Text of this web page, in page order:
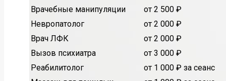
Врачебные манипуляции
от 2 500 ₽
Невропатолог
от 2 000 ₽
Врач ЛФК
от 2 000 ₽
Вызов психиатра
от 3 000 ₽
Реабилитолог
от 1 000 ₽ за сеанс